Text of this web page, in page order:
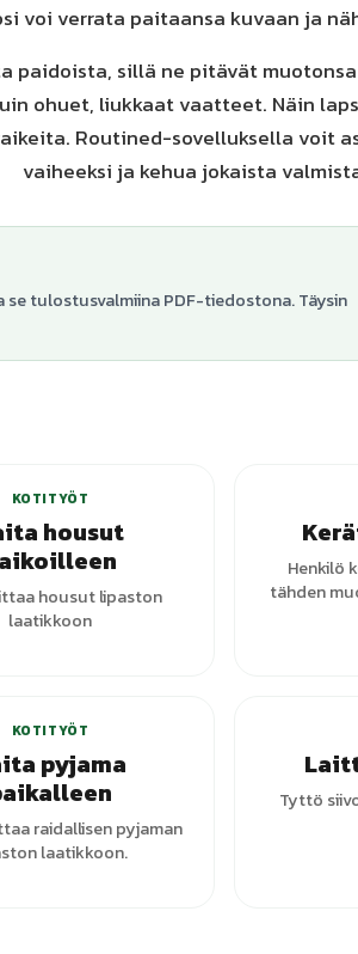
voi verrata paitaansa kuvaan ja
paidoista, sillä ne pitävät
ohuet, liukkaat vaatteet. Näin
Routined-sovelluksella voit
vaiheeksi ja kehua jokaista
tulostusvalmiina PDF-tiedostona. Täysin
KOTITYÖT
housut
housut lipaston
laatikkoon
Henkilö
tähden
KOTITYÖT
pyjama
raidallisen pyjaman
laatikkoon.
Tyttö